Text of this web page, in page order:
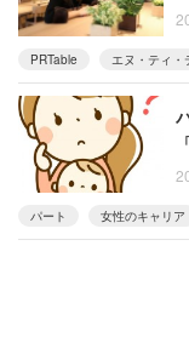
PRTable エヌ・ティ・
パート 女性のキャリア